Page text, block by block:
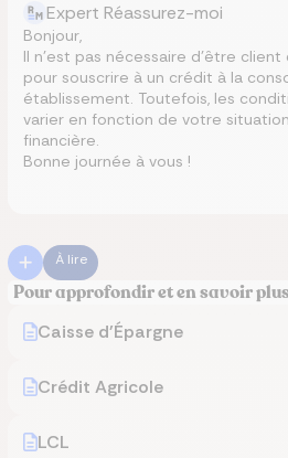
Expert Réassurez-moi
Bonjour,
Il n’est pas nécessaire d’être
pour souscrire à un crédit à la
établissement. Toutefois, les
varier en fonction de votre
financière.
Bonne journée à vous !
À lire
Pour approfondir et en savoir plus
Caisse d'Épargne
Crédit Agricole
LCL